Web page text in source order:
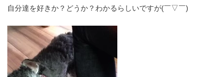
自分達を好きか？どうか？わかるらしいですが(￣▽￣)